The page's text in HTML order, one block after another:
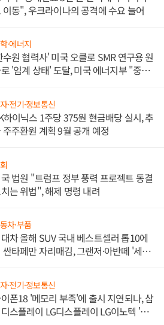
이동", 우크라이나의 공격에 수요 늘어
·에너지
수원 협력사' 미국 오클로 SMR 연구용 원
'임계 상태' 도달, 미국 에너지부 "중요
·전기·정보통신
하이닉스 1주당 375원 현금배당 실시, 추
주주환원 계획 9월 공개 예정
법원 "트럼프 정부 풍력 프로젝트 동결
는 위법", 해제 명령 내려
차·부품
차 올해 SUV 국내 베스트셀러 톱10에
싼타페만 자리매김, 그랜저·아반떼 '세단
·전기·정보통신
폰18 '메모리 부족'에 출시 지연되나, 삼
스플레이 LG디스플레이 LG이노텍 '탈